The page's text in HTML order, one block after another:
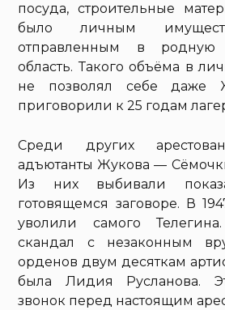
посуда, строительные
было личным
отправленным в родную
область. Такого объёма в
не позволял себе даже
приговорили к 25 годам
Среди других
адъютанты Жукова —
Из них выбивали
готовящемся заговоре. В
уволили самого
скандал с незаконным
орденов двум десяткам
была Лидия Русланова.
звонок перед настоящим